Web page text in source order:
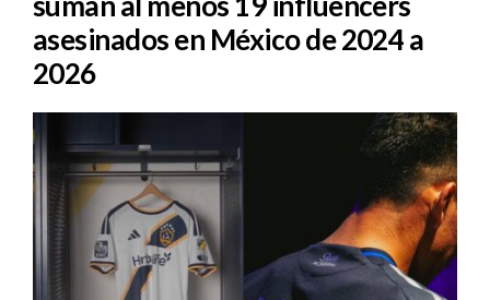
asesinados en México de 2024 a
2026